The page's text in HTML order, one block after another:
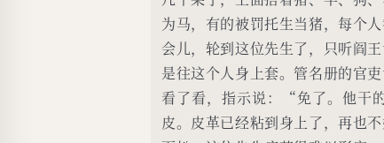
为马，有的被罚托生当猪，每个
会儿，轮到这位先生了，只听阎
是往这个人身上套。管名册的官
看了看，指示说：“免了。他干
皮。皮革已经粘到身上了，再也